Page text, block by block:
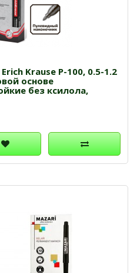
Krause P-100, 0.5-1.2
основе
без ксилола,